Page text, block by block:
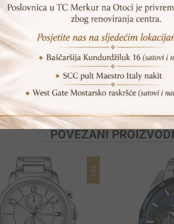
Print Pošalji prijatelju
POVEZANI PROIZVODI
-10%